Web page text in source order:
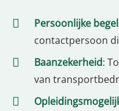
Persoonlijke
contactpersoon
Baanzekerheid:
van